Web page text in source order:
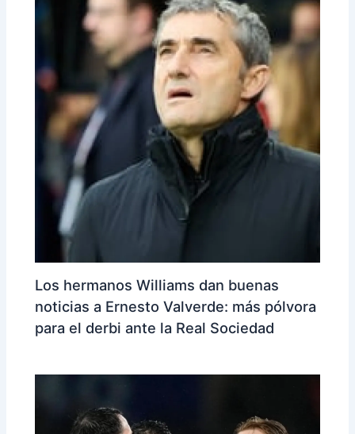
Los hermanos Williams dan buenas
noticias a Ernesto Valverde: más pólvora
para el derbi ante la Real Sociedad